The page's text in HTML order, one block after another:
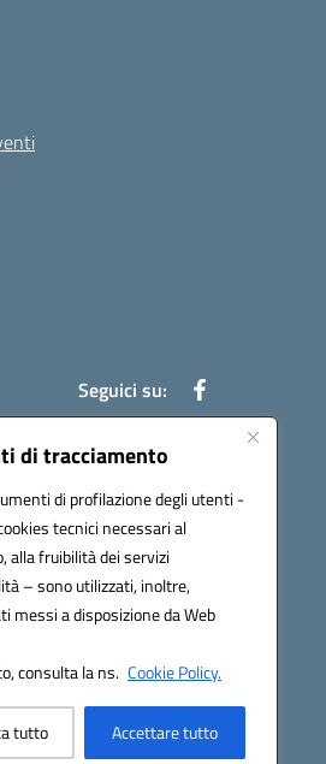
di tracciamento
di profilazione degli utenti -
tecnici necessari al
alla fruibilità dei servizi
– sono utilizzati, inoltre,
a disposizione da Web
consulta la ns. Cookie Policy.
tutto Accettare tutto
Seguici su: